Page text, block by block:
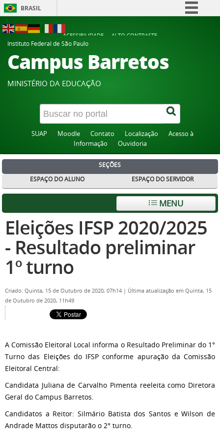
BRASIL
Participe
Acesso à informação
Canais
ACESSIBILIDADE
ALTO CONTRASTE
Instituto Federal de São Paulo
Campus Barretos
MINISTÉRIO DA EDUCAÇÃO
SUAP Moodle Contato Localização
Acesso à
Informação
Ouvidoria
SEÇÕES
ESPAÇO DO ALUNO
ESPAÇO DO SERVIDOR
MENU
Eleições IFSP 2020/2025
- Resultado preliminar
1º turno
Criado: Quinta, 15 de Outubro de 2020, 07h14 | Última atualização em Quinta, 15
de Outubro de 2020, 11h49
A Comissão Eleitoral Local informa o Resultado Preliminar do 1°
Turno das Eleições do IFSP conforme apuração da Comissão
Eleitoral Central:
Candidata Juliana de Carvalho Pimenta reeleita como Diretora
Geral do Campus Barretos.
Candidatos a Reitor: Silmário Batista dos Santos e Wilson de
Andrade Mattos disputarão o 2° turno.